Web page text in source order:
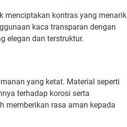
menciptakan kontras yang menarik
kaca transparan dengan
elegan dan terstruktur.
yang ketat. Material seperti
terhadap korosi serta
memberikan rasa aman kepada